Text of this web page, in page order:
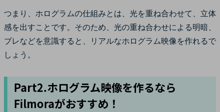
つまり、ホログラムの仕組みとは、光を重ね合わせて、立体
感を出すことです。そのため、光の重ね合わせによる明暗、
ブレなどを意識すると、リアルなホログラム映像を作れるで
しょう。
Part2.ホログラム映像を作るなら
Filmoraがおすすめ！